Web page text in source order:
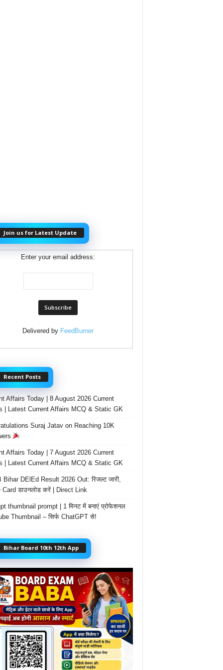
Join us for Latest Update
Enter your email address:
Delivered by FeedBurner
Recent Posts
Affairs Today | 8 August 2026 Current
| Latest Current Affairs MCQ & Static GK
Suraj Jatav on Reaching 10K
Affairs Today | 7 August 2026 Current
| Latest Current Affairs MCQ & Static GK
Bihar DElEd Result 2026 Out: रिजल्ट जारी,
Card डाउनलोड करें | Direct Link
thumbnail prompt | 1 मिनट में बनाएं प्रोफेशनल
Thumbnail – सिर्फ ChatGPT से!
Bihar Board 10th 12th App